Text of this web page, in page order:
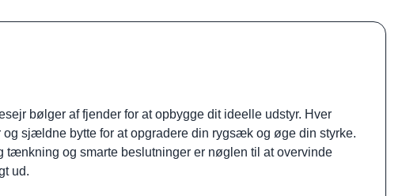
bølger af fjender for at opbygge dit ideelle udstyr. Hver
sjældne bytte for at opgradere din rygsæk og øge din styrke.
tænkning og smarte beslutninger er nøglen til at overvinde
ud.